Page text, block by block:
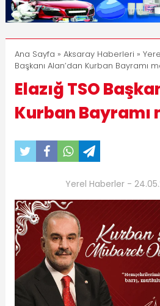
8:23 Aksaray
11:30
Birlikhaber.com Yayın
Ana Sayfa » Aksaray Haberleri »
Başkanı Alan’dan Kurban Bayramı
Elazığ TSO
Kurban Bayramı
Yerel Haberler -